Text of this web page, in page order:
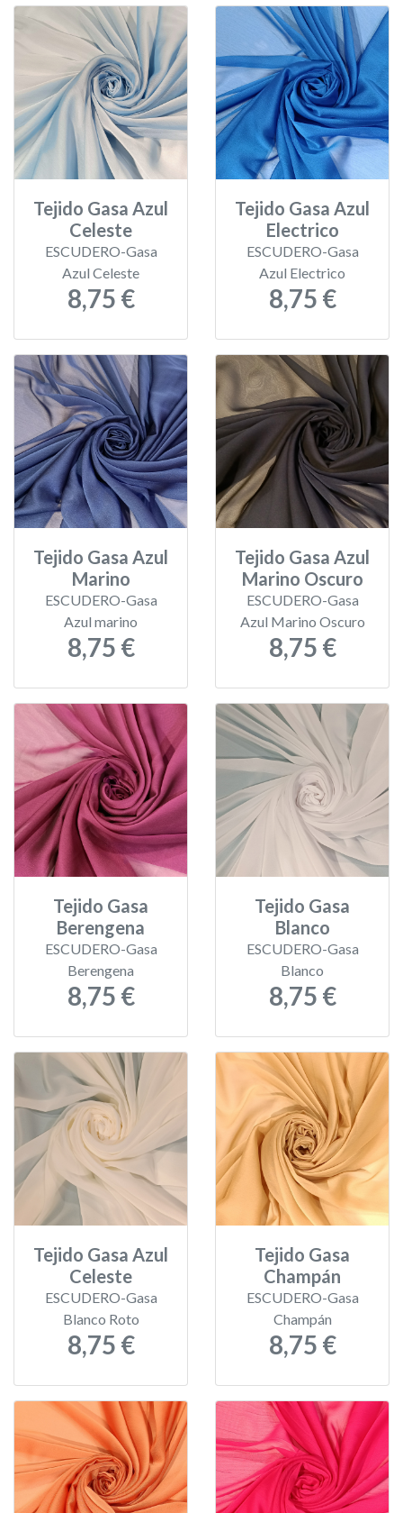
Tejido Gasa Azul
Celeste
ESCUDERO-Gasa
Azul Celeste
8,75 €
Tejido Gasa Azul
Electrico
ESCUDERO-Gasa
Azul Electrico
8,75 €
Tejido Gasa Azul
Marino
ESCUDERO-Gasa
Azul marino
8,75 €
Tejido Gasa Azul
Marino Oscuro
ESCUDERO-Gasa
Azul Marino Oscuro
8,75 €
Tejido Gasa
Berengena
ESCUDERO-Gasa
Berengena
8,75 €
Tejido Gasa
Blanco
ESCUDERO-Gasa
Blanco
8,75 €
Tejido Gasa Azul
Celeste
ESCUDERO-Gasa
Blanco Roto
8,75 €
Tejido Gasa
Champán
ESCUDERO-Gasa
Champán
8,75 €